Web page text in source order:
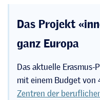
Das Projekt
ganz Europa
Das aktuelle
mit einem Budget
Zentren der